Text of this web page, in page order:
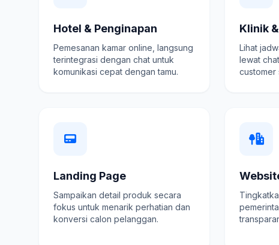
Hotel & Penginapan
Pemesanan kamar online, langsung
terintegrasi dengan chat untuk
komunikasi cepat dengan tamu.
Klinik
Lihat
lewat
customer
Landing Page
Sampaikan detail produk secara
fokus untuk menarik perhatian dan
konversi calon pelanggan.